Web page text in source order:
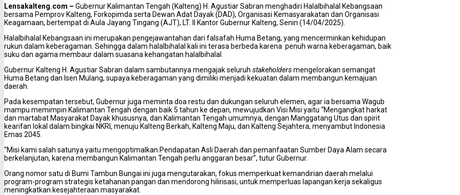
Lensakalteng.com – Gubernur Kalimantan Tengah (Kalteng) H. Agustiar Sabran menghadiri Halalbihalal Kebangsaan
bersama Pemprov Kalteng, Forkopimda serta Dewan Adat Dayak (DAD), Organisasi Kemasyarakatan dan Organisasi
Keagamaan, bertempat di Aula Jayang Tingang (AJT), LT. II Kantor Gubernur Kalteng, Senin (14/04/2025).
Halalbihalal Kebangsaan ini merupakan pengejawantahan dari falsafah Huma Betang, yang mencerminkan kehidupan
rukun dalam keberagaman. Sehingga dalam halalbihalal kali ini terasa berbeda karena penuh warna keberagaman, baik
suku dan agama membaur dalam suasana kehangatan halalbihalal.
Gubernur Kalteng H. Agustiar Sabran dalam sambutannya mengajak seluruh stakeholdersmengelorakan semangat
Huma Betang dan Isen Mulang, supaya keberagaman yang dimiliki menjadi kekuatan dalam membangun kemajuan
daerah.
Pada kesempatan tersebut, Gubernur juga meminta doa restu dan dukungan seluruh elemen, agar ia bersama Wagub
mampu memimpin Kalimantan Tengah dengan baik 5 tahun ke depan, mewujudkan Visi Misi yaitu “Mengangkat harkat
dan martabat Masyarakat Dayak khususnya, dan Kalimantan Tengah umumnya, dengan Manggatang Utus dan spirit
kearifan lokal dalam bingkai NKRI, menuju Kalteng Berkah, Kalteng Maju, dan Kalteng Sejahtera, menyambut Indonesia
Emas 2045.
“Misi kami salah satunya yaitu mengoptimalkan Pendapatan Asli Daerah dan pemanfaatan Sumber Daya Alam secara
berkelanjutan, karena membangun Kalimantan Tengah perlu anggaran besar”, tutur Gubernur.
Orang nomor satu di Bumi Tambun Bungai ini juga mengutarakan, fokus memperkuat kemandirian daerah melalui
program-program strategis ketahanan pangan dan mendorong hilirisasi, untuk memperluas lapangan kerja sekaligus
meningkatkan kesejahteraan masyarakat.